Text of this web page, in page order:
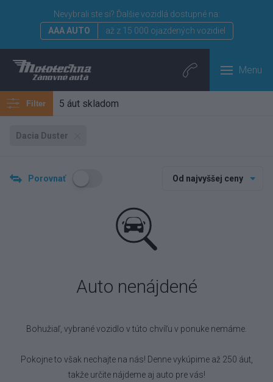
Nevybrali ste si? Ďalšie vozidlá dostupné na:
AAA AUTO
až z 15 000 ojazdených vozidiel
Menu
Filter 5 áut skladom
Dacia Duster
Porovnať Od najvyššej ceny
Auto nenájdené
Bohužiaľ, vybrané vozidlo v túto chvíľu v ponuke nemáme.
Pokojne to však nechajte na nás! Denne vykúpime až 250 áut,
takže určite nájdeme aj auto pre vás!